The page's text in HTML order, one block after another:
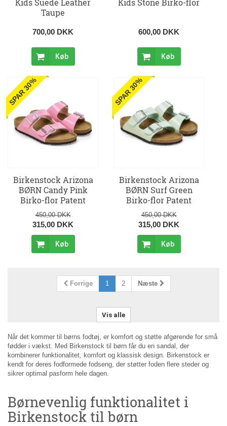
Kids Suede Leather
Taupe
700,00 DKK
Køb
Kids Stone Birko-flor
600,00 DKK
Køb
SPAR 30%
Birkenstock Arizona
BØRN Candy Pink
Birko-flor Patent
450,00 DKK
315,00 DKK
Køb
SPAR 30%
Birkenstock Arizona
BØRN Surf Green
Birko-flor Patent
450,00 DKK
315,00 DKK
Køb
Forrige 1 2 Næste
Vis alle
Når det kommer til børns fodtøj, er komfort og støtte afgørende for små
fødder i vækst. Med Birkenstock til børn får du en sandal, der
kombinerer funktionalitet, komfort og klassisk design. Birkenstock er
kendt for deres fodformede fodseng, der støtter foden flere steder og
sikrer optimal pasform hele dagen.
Børnevenlig funktionalitet i
Birkenstock til børn